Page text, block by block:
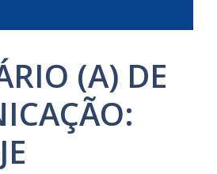
(A) DE